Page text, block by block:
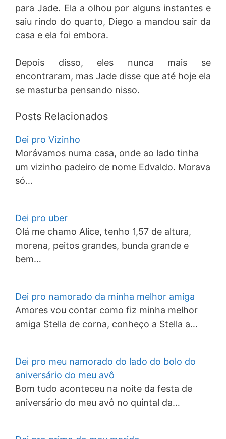
para Jade. Ela a olhou por alguns instantes e
saiu rindo do quarto, Diego a mandou sair da
casa e ela foi embora.
Depois disso, eles nunca mais se
encontraram, mas Jade disse que até hoje ela
se masturba pensando nisso.
Posts Relacionados
Dei pro Vizinho
Morávamos numa casa, onde ao lado tinha
um vizinho padeiro de nome Edvaldo. Morava
só…
Dei pro uber
Olá me chamo Alice, tenho 1,57 de altura,
morena, peitos grandes, bunda grande e
bem…
Dei pro namorado da minha melhor amiga
Amores vou contar como fiz minha melhor
amiga Stella de corna, conheço a Stella a…
Dei pro meu namorado do lado do bolo do
aniversário do meu avô
Bom tudo aconteceu na noite da festa de
aniversário do meu avô no quintal da…